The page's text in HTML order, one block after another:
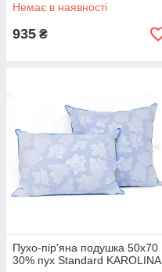
Немає в наявності
935 ₴
Пухо-пір'яна подушка 50x70
30% пух Standard KAROLINA